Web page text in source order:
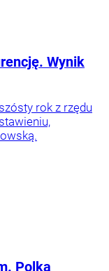
Wynik
rok z rzędu
Polka